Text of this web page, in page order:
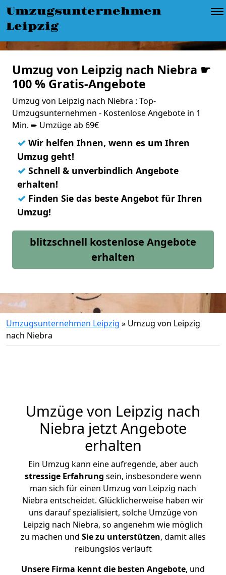
Umzugsunternehmen
Leipzig
Umzug von Leipzig nach Niebra ☛
100 % Gratis-Angebote
Umzug von Leipzig nach Niebra : Top-
Umzugsunternehmen - Kostenlose Angebote in 1
Min. ➨ Umzüge ab 69€
✓ Wir helfen Ihnen, wenn es um Ihren
Umzug geht!
✓ Schnell & unverbindlich Angebote
erhalten!
✓ Finden Sie das beste Angebot für Ihren
Umzug!
blitzschnell kostenlose Angebote
erhalten
Umzugsunternehmen Leipzig » Umzug von Leipzig
nach Niebra
Umzüge von Leipzig nach
Niebra jetzt Angebote
erhalten
Ein Umzug kann eine aufregende, aber auch
stressige Erfahrung sein, insbesondere wenn
man sich für einen Umzug von Leipzig nach
Niebra entscheidet. Glücklicherweise haben wir
uns darauf spezialisiert, solche Umzüge von
Leipzig nach Niebra, so angenehm wie möglich
zu machen und Sie zu unterstützen, damit alles
reibungslos verläuft
Unsere Firma kennt die besten Angebote, und